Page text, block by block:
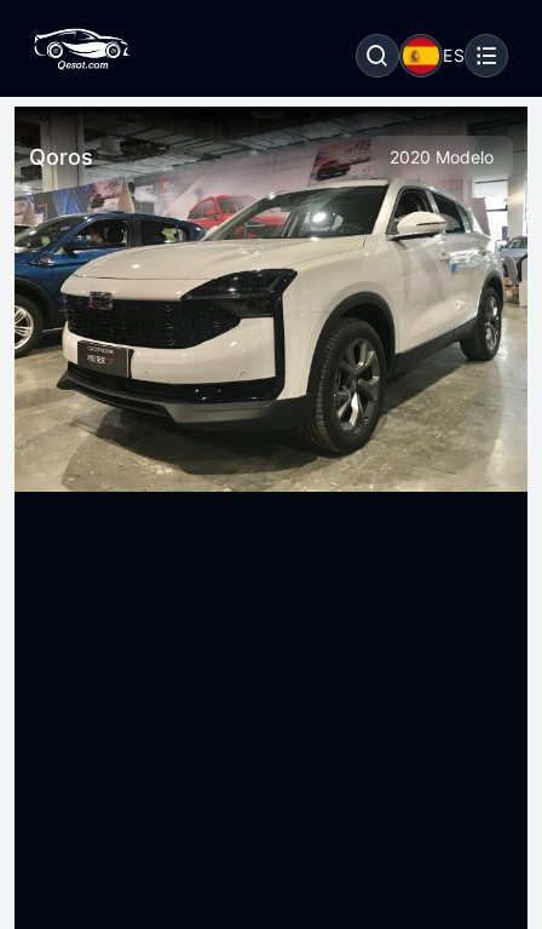
ES
Qoros 2020 Modelo